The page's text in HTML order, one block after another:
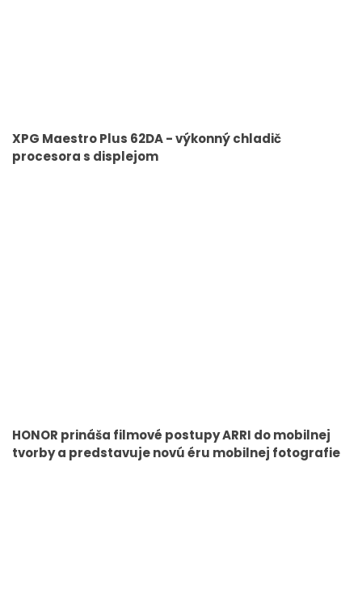
XPG Maestro Plus 62DA - výkonný chladič
procesora s displejom
HONOR prináša filmové postupy ARRI do mobilnej
tvorby a predstavuje novú éru mobilnej fotografie